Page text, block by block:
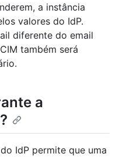
a instância
valores do IdP.
diferente do email
também será
a
IdP permite que uma